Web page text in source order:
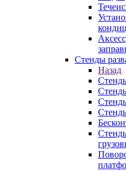
Стенды
Назад